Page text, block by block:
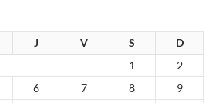
J V S
D
1
2
6 7 8
9